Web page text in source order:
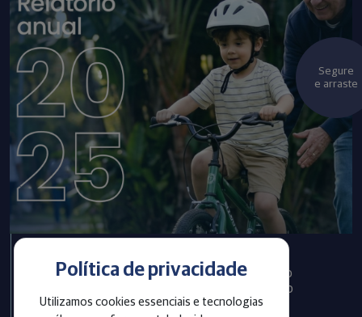
Política de privacidade
Utilizamos cookies essenciais e tecnologias
Infraprev publica Relatório
Anual com informações do
exercício 2025
Segure
e arraste